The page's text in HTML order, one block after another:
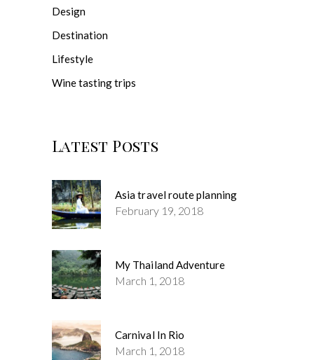
Design
Destination
Lifestyle
Wine tasting trips
Latest Posts
Asia travel route planning
February 19, 2018
My Thailand Adventure
March 1, 2018
Carnival In Rio
March 1, 2018